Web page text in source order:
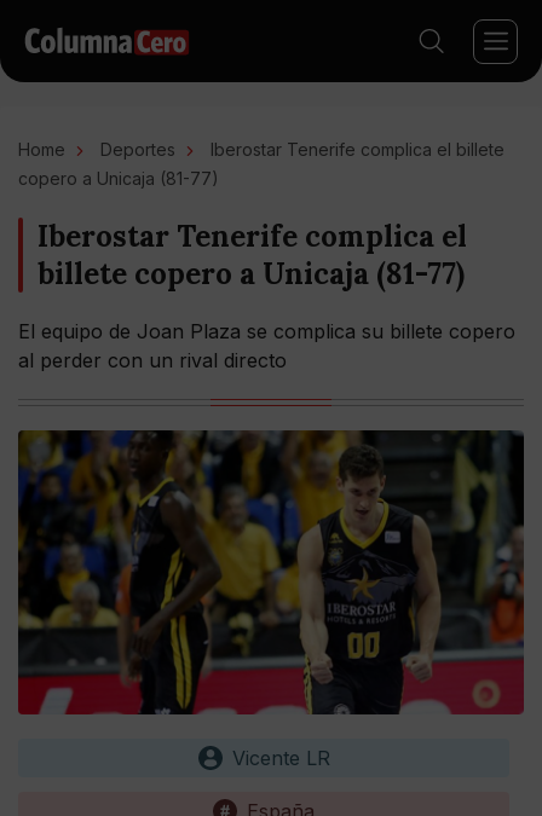
Home Deportes
Iberostar Tenerife complica el billete
copero a Unicaja (81-77)
Iberostar Tenerife complica el
billete copero a Unicaja (81-77)
El equipo de Joan Plaza se complica su billete copero
al perder con un rival directo
Vicente LR